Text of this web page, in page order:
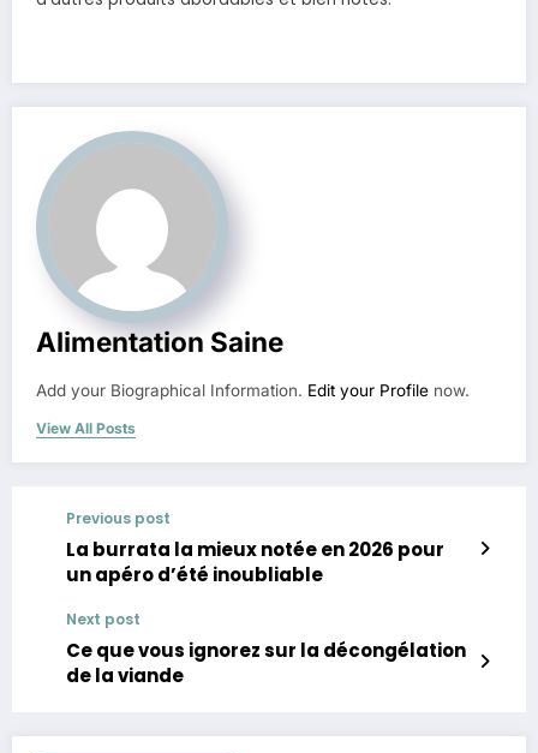
Alimentation Saine
Add your Biographical Information. Edit your Profile now.
View All Posts
Previous post
La burrata la mieux notée en 2026 pour
un apéro d’été inoubliable
Next post
Ce que vous ignorez sur la décongélation
de la viande